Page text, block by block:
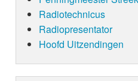
Radiotechnicus
Radiopresentator
Hoofd Uitzendingen